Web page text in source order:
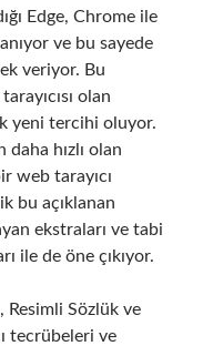
Edge, Chrome ile
ve bu sayede
veriyor. Bu
olan
yeni tercihi oluyor.
hızlı olan
web tarayıcı
bu açıklanan
ekstraları ve tabi
ile de öne çıkıyor.
Sözlük ve
tecrübeleri ve